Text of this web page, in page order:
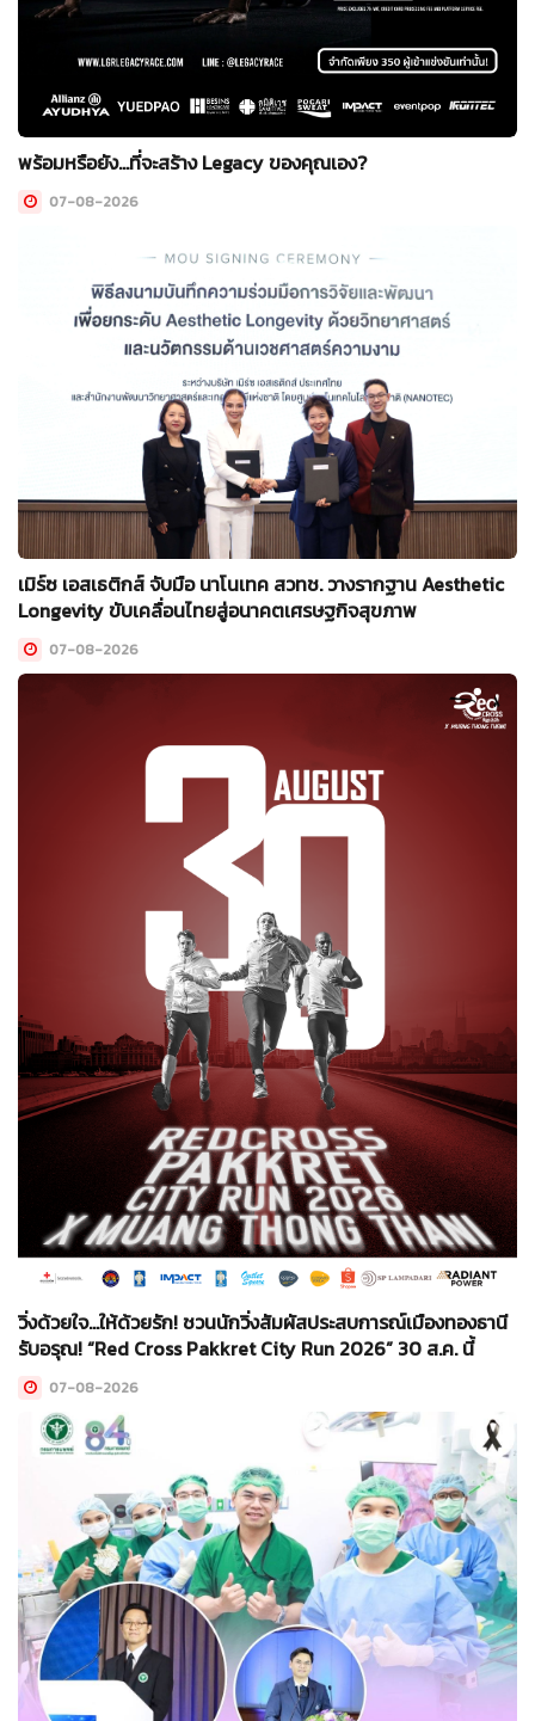
พร้อมหรือยัง…ที่จะสร้าง Legacy ของคุณเอง?
07-08-2026
เมิร์ซ เอสเธติกส์ จับมือ นาโนเทค สวทช. วางรากฐาน Aesthetic
Longevity ขับเคลื่อนไทยสู่อนาคตเศรษฐกิจสุขภาพ
07-08-2026
วิ่งด้วยใจ...ให้ด้วยรัก! ชวนนักวิ่งสัมผัสประสบการณ์เมืองทองธานี
รับอรุณ! “Red Cross Pakkret City Run 2026” 30 ส.ค. นี้
07-08-2026